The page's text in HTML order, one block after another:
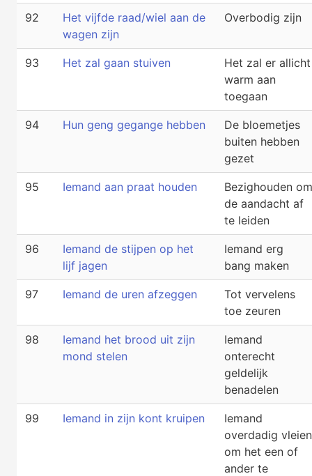
92
Het vijfde raad/wiel aan de
wagen zijn
Overbodig zijn
93 Het zal gaan stuiven
Het zal er allicht
warm aan
toegaan
94 Hun geng gegange hebben
De bloemetjes
buiten hebben
gezet
95 Iemand aan praat houden
Bezighouden om
de aandacht af
te leiden
96
Iemand de stijpen op het
lijf jagen
Iemand erg
bang maken
97 Iemand de uren afzeggen
Tot vervelens
toe zeuren
98
Iemand het brood uit zijn
mond stelen
Iemand
onterecht
geldelijk
benadelen
99 Iemand in zijn kont kruipen
Iemand
overdadig vleien
om het een of
ander te